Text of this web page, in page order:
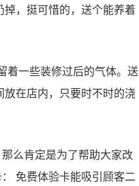
，挺可惜的，送个能养着
着一些装修过后的气体。送
在店内，只要时不时的浇
么肯定是为了帮助大家改
免费体验卡能吸引顾客二